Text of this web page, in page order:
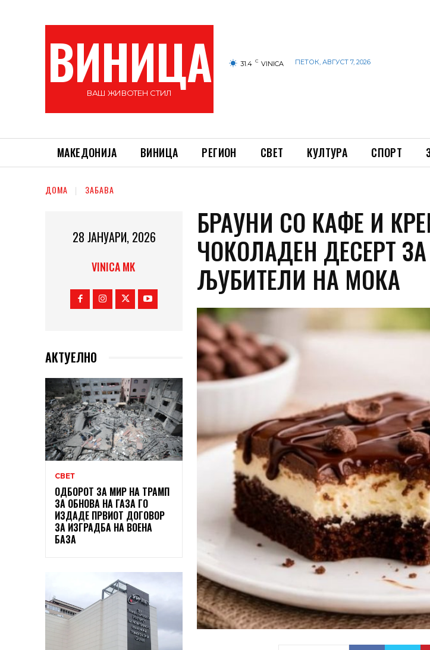
ВИНИЦА
ВАШ ЖИВОТЕН СТИЛ
31.4 C VINICA ПЕТОК, АВГУСТ 7, 2026
МАКЕДОНИЈА ВИНИЦА РЕГИОН СВЕТ КУЛТУРА СПОРТ
ДОМА ЗАБАВА
28 ЈАНУАРИ, 2026
VINICA MK
АКТУЕЛНО
СВЕТ
ОДБОРОТ ЗА МИР НА ТРАМП
ЗА ОБНОВА НА ГАЗА ГО
ИЗДАДЕ ПРВИОТ ДОГОВОР
ЗА ИЗГРАДБА НА ВОЕНА
БАЗА
БРАУНИ СО КАФЕ И
ЧОКОЛАДЕН ДЕСЕРТ
ЉУБИТЕЛИ НА МОКА